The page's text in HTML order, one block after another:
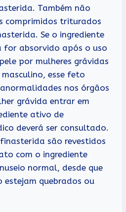
Também não
comprimidos triturados
Se o ingrediente
absorvido após o uso
por mulheres grávidas
esse feto
nos órgãos
grávida entrar em
ativo de
deverá ser consultado.
são revestidos
com o ingrediente
normal, desde que
estejam quebrados ou